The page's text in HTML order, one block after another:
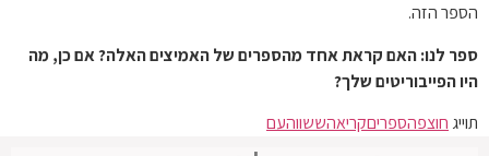
הספר הזה.
ספר לנו: האם קראת אחד מהספרים של האמיצים האלה? אם כן, מה
היו הפייבוריטים שלך?
תוייג חוצפהספריםקריאהששווהעם